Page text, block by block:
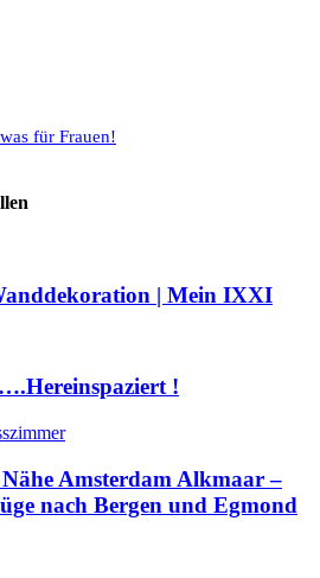
für Frauen!
| Mein IXXI
!
Amsterdam Alkmaar –
nach Bergen und Egmond